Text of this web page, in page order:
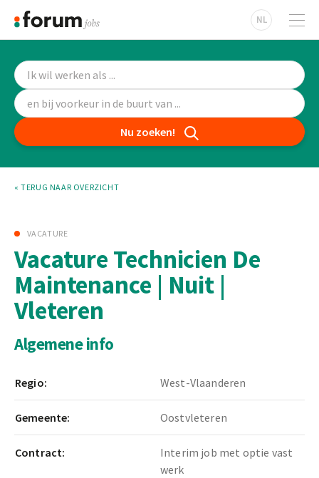
NL
Nu zoeken!
« TERUG NAAR OVERZICHT
VACATURE
Vacature Technicien De
Maintenance | Nuit |
Vleteren
Algemene info
Regio: West-Vlaanderen
Gemeente: Oostvleteren
Contract:
Interim job met optie vast
werk